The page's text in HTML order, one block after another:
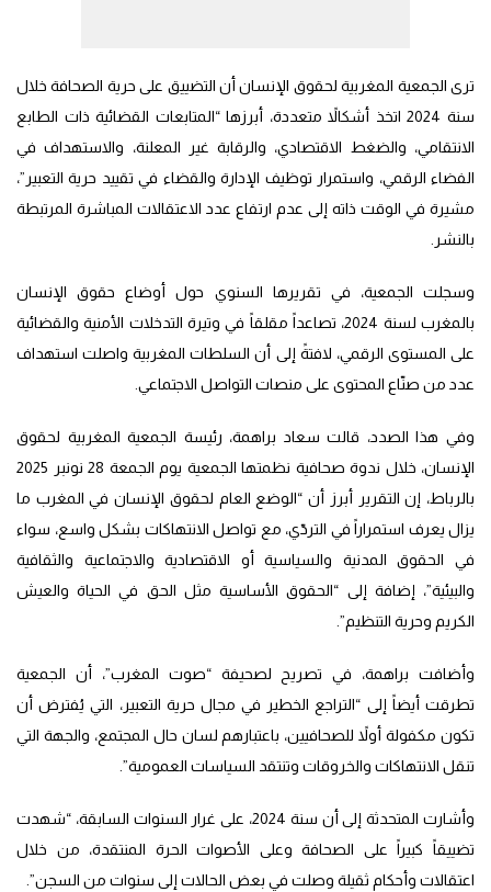
ترى الجمعية المغربية لحقوق الإنسان أن التضييق على حرية الصحافة خلال
سنة 2024 اتخذ أشكالاً متعددة، أبرزها “المتابعات القضائية ذات الطابع
الانتقامي، والضغط الاقتصادي، والرقابة غير المعلنة، والاستهداف في
الفضاء الرقمي، واستمرار توظيف الإدارة والقضاء في تقييد حرية التعبير”،
مشيرة في الوقت ذاته إلى عدم ارتفاع عدد الاعتقالات المباشرة المرتبطة
بالنشر.
وسجلت الجمعية، في تقريرها السنوي حول أوضاع حقوق الإنسان
بالمغرب لسنة 2024، تصاعداً مقلقاً في وتيرة التدخلات الأمنية والقضائية
على المستوى الرقمي، لافتةً إلى أن السلطات المغربية واصلت استهداف
عدد من صنّاع المحتوى على منصات التواصل الاجتماعي.
وفي هذا الصدد، قالت سعاد براهمة، رئيسة الجمعية المغربية لحقوق
الإنسان، خلال ندوة صحافية نظمتها الجمعية يوم الجمعة 28 نونبر 2025
بالرباط، إن التقرير أبرز أن “الوضع العام لحقوق الإنسان في المغرب ما
يزال يعرف استمراراً في التردّي، مع تواصل الانتهاكات بشكل واسع، سواء
في الحقوق المدنية والسياسية أو الاقتصادية والاجتماعية والثقافية
والبيئية”، إضافة إلى “الحقوق الأساسية مثل الحق في الحياة والعيش
الكريم وحرية التنظيم”.
وأضافت براهمة، في تصريح لصحيفة “صوت المغرب”، أن الجمعية
تطرقت أيضاً إلى “التراجع الخطير في مجال حرية التعبير، التي يُفترض أن
تكون مكفولة أولاً للصحافيين، باعتبارهم لسان حال المجتمع، والجهة التي
تنقل الانتهاكات والخروقات وتنتقد السياسات العمومية”.
وأشارت المتحدثة إلى أن سنة 2024، على غرار السنوات السابقة، “شهدت
تضييقاً كبيراً على الصحافة وعلى الأصوات الحرة المنتقدة، من خلال
اعتقالات وأحكام ثقيلة وصلت في بعض الحالات إلى سنوات من السجن”.